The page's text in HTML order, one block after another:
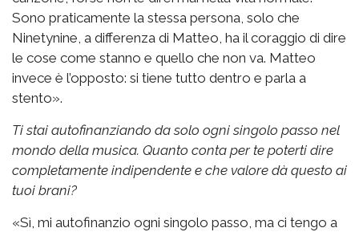
Sono praticamente la stessa persona, solo che
Ninetynine, a differenza di Matteo, ha il coraggio di dire
le cose come stanno e quello che non va. Matteo
invece è l’opposto: si tiene tutto dentro e parla a
stento».
Ti stai autofinanziando da solo ogni singolo passo nel
mondo della musica. Quanto conta per te poterti dire
completamente indipendente e che valore dà questo ai
tuoi brani?
«Sì, mi autofinanzio ogni singolo passo, ma ci tengo a